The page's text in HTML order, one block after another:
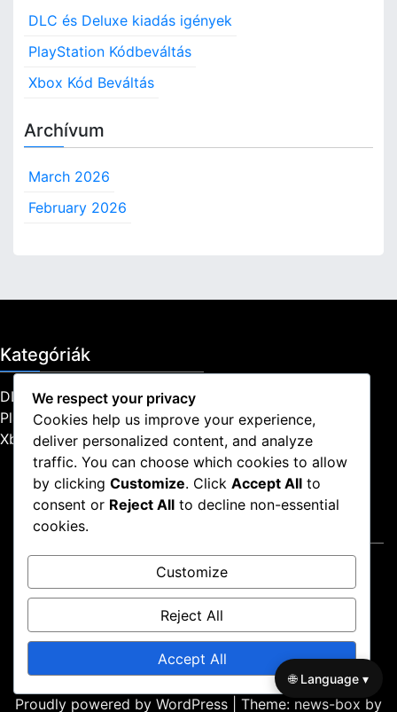
DLC és Deluxe kiadás igények
PlayStation Kódbeváltás
Xbox Kód Beváltás
Archívum
March 2026
February 2026
Kategóriák
DLC és Deluxe kiadás igények
PlayStation Kódbeváltás
Xbox Kód Beváltás
Jogi információk
Kapcsolatfelvétel
Adatvédelmi szabályzat
Sütik és követés
Felhasználási feltételek
Proudly powered by WordPress Theme: news-box by
We respect your privacy
Cookies help us improve your experience,
deliver personalized content, and analyze
traffic. You can choose which cookies to allow
by clicking Customize. Click Accept All to
consent or Reject All to decline non-essential
cookies.
Customize
Reject All
Accept All
🌐 Language ▾